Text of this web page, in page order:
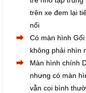
trên xe đem lại
nổi
Có màn hình
không phải nhìn
Màn hình chính
nhưng có màn
vẫn coi bình